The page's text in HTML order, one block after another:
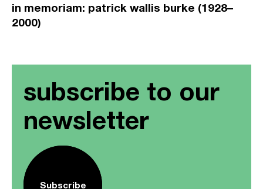
in memoriam: patrick wallis burke (1928–
2000)
subscribe to our
newsletter
Subscribe